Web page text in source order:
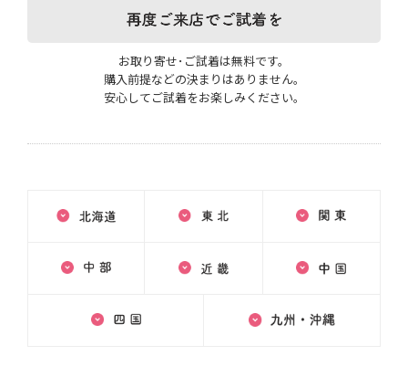
お取り寄せ･ご試着は無料です。
購入前提などの決まりはありません。
安心してご試着をお楽しみください。